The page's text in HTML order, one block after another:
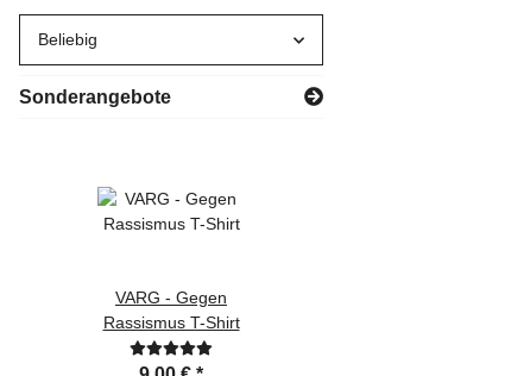
Beliebig
Sonderangebote
VARG - Gegen
Rassismus T-Shirt